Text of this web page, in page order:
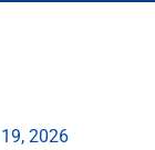
2026